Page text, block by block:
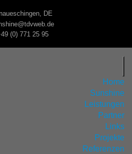
DE
(0) 771 25 95
Home
Sunshine
Leistungen
Partner
Links
Projekte
Referenzen